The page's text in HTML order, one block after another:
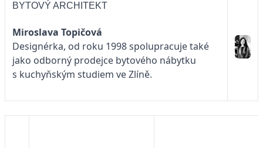
BYTOVÝ ARCHITEKT
Miroslava Topičová
Designérka, od roku 1998 spolupracuje také
jako odborný prodejce bytového nábytku
s kuchyňským studiem ve Zlíně.